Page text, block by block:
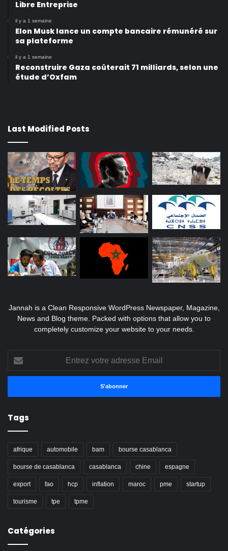
Libre Entreprise
il y a 1 semaine
Elon Musk lance un compte bancaire rémunéré sur
sa plateforme
il y a 1 semaine
Reconstruire Gaza coûterait 71 milliards, selon une
étude d’Oxfam
Last Modified Posts
Jannah is a Clean Responsive WordPress Newspaper, Magazine,
News and Blog theme. Packed with options that allow you to
completely customize your website to your needs.
votre
adresse
Tags
afrique automobile bam bourse casablanca
bourse de casablanca casablanca chine espagne
export fao hcp inflation maroc pme startup
tourisme tpe tpme
Catégories